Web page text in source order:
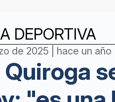
DEPORTIVA
de 2025 | hace un año
Quiroga